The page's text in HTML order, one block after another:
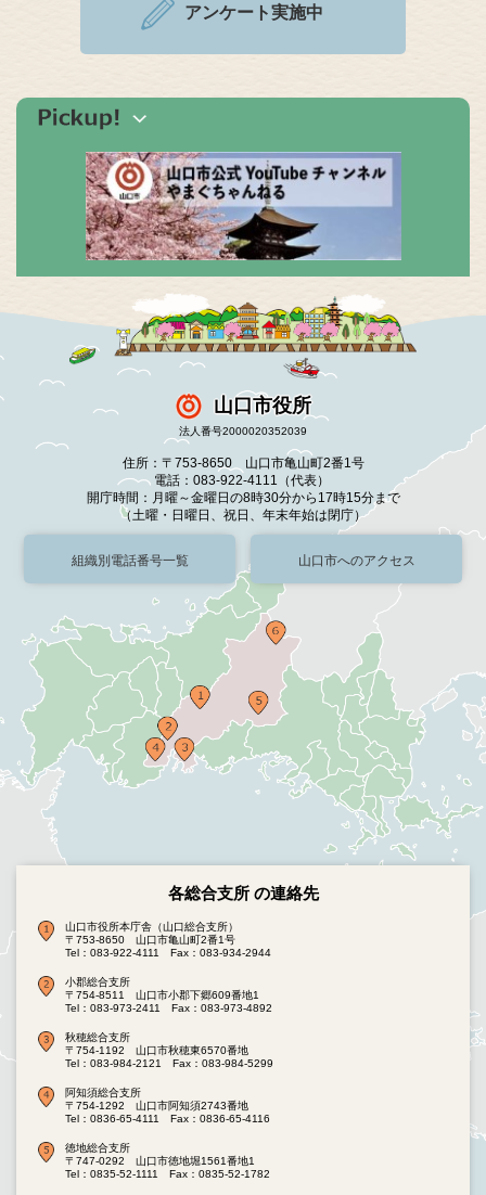
アンケート実施中
山口市役所
法人番号2000020352039
住所：〒753-8650 山口市亀山町2番1号
電話：083-922-4111（代表）
開庁時間：月曜～金曜日の8時30分から17時15分まで
（土曜・日曜日、祝日、年末年始は閉庁）
組織別電話番号一覧 山口市へのアクセス
各総合支所 の連絡先
山口市役所本庁舎（山口総合支所）
〒753-8650 山口市亀山町2番1号
Tel：083-922-4111
Fax：083-934-2944
小郡総合支所
〒754-8511 山口市小郡下郷609番地1
Tel：083-973-2411
Fax：083-973-4892
秋穂総合支所
〒754-1192 山口市秋穂東6570番地
Tel：083-984-2121
Fax：083-984-5299
阿知須総合支所
〒754-1292 山口市阿知須2743番地
Tel：0836-65-4111
Fax：0836-65-4116
徳地総合支所
〒747-0292 山口市徳地堀1561番地1
Tel：0835-52-1111
Fax：0835-52-1782